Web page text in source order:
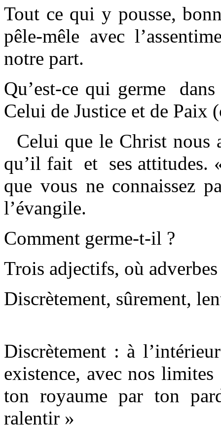
Tout ce qui y pousse,
pêle-mêle avec
notre part.
Qu’est-ce qui germe
Celui de Justice et de Paix
Celui que le Christ nous
qu’il fait et ses attitudes.
que vous ne connaissez
l’évangile.
Comment germe-t-il ?
Trois adjectifs, où
Discrètement, sûrement,
Discrètement : à
existence, avec nos
ton royaume par ton
ralentir »